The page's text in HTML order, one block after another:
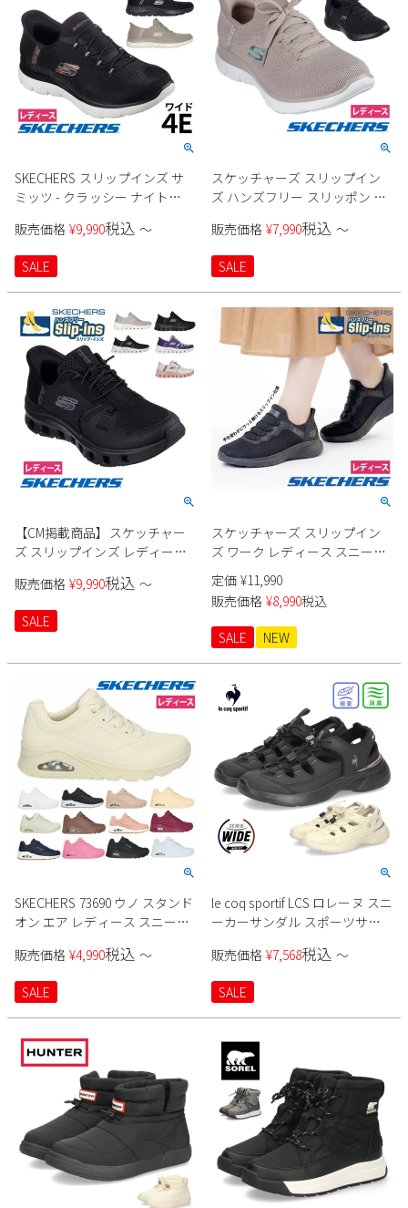
SKECHERS スリップインズ サ
ミッツ - クラッシー ナイト
販売価格 ¥9,990税込 〜
SALE
スケッチャーズ スリップイン
ズ ハンズフリー スリッポン ス
ニュー デイリー Slip-ins
SKECHERS 150263 SUMMITS
NEW DAILY BBK TPE ブラック
黒 トープ ノーマル幅 履きやす
い 紐靴
販売価格 ¥7,990税込 〜
SALE
【CM掲載商品】スケッチャー
ズ スリップインズ レディース
スリッポン ウォーキングシュ
ーズ SKECHERS Slip-ins グライ
ドステップ プロ 150420 ブラッ
ゴム紐 ノーマル幅 黒
販売価格 ¥9,990税込 〜
SALE
スケッチャーズ スリップイン
ズ ワーク レディース スニーカ
ー 防滑 滑りにくい 雨 靴 スクワ
ッド カオス SR ジャスル 108194
ブラック 黒 SKECHERS
定価 ¥11,990
販売価格 ¥8,990税込
SALE
NEW
SKECHERS 73690 ウノ スタンド
オン エア レディース スニーカ
販売価格 ¥4,990税込 〜
SALE
le coq sportif LCS ロレーヌ スニ
ーカーサンダル スポーツサン
販売価格 ¥7,568税込 〜
SALE